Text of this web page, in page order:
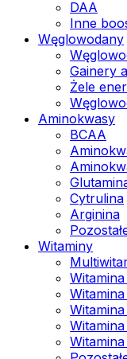
DAA
Inne
Węglowodany
Gainery
Żele
Aminokwasy
BCAA
Cytrulina
Arginina
Witaminy
Witamina
Witamina
Witamina
Witamina